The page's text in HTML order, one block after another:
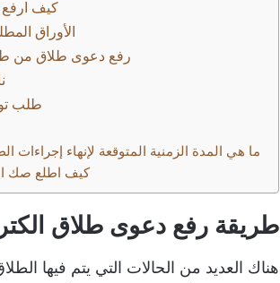
الأوراق
رفع دعوى طلاق من
طلب
ما هي المدة الزمنية المتوقعة لإنهاء إجراءات
كيف اطلع صك
طريقة رفع دعوى طلاق
هناك العديد من الحالات التي يتم فيها